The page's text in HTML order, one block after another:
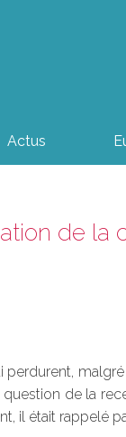
Actus
de la
de la
il était rappelé